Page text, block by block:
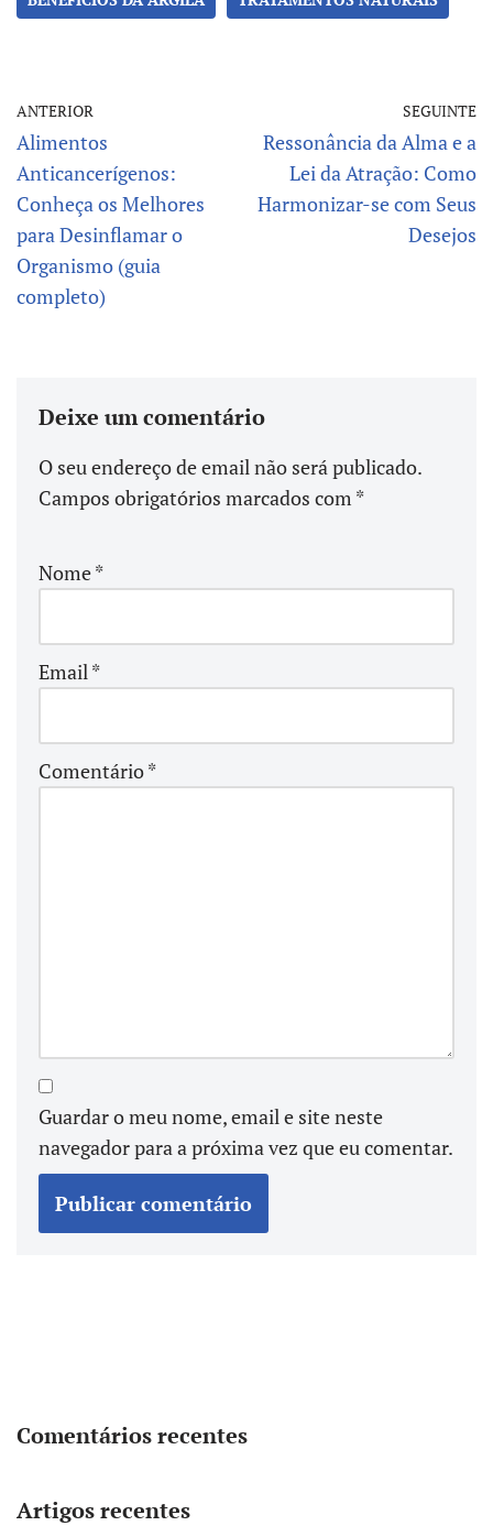
o m p er
ANTERIOR
Alimentos
Anticancerígenos:
Conheça os Melhores
para Desinflamar o
Organismo (guia
completo)
SEGUINTE
Ressonância da Alma e a
Lei da Atração: Como
Harmonizar-se com Seus
Desejos
Deixe um comentário
O seu endereço de email não será publicado.
Campos obrigatórios marcados com *
Nome*
Email *
Comentário*
Guardar o meu nome, email e site neste
navegador para a próxima vez que eu comentar.
Comentários recentes
Artigos recentes